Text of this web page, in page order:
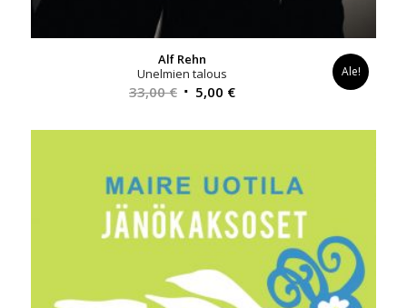
Alf Rehn
Unelmien talous
33,00€ Alkuperäinen
oli:
5,00 €Nykyinen
on:
Ale!